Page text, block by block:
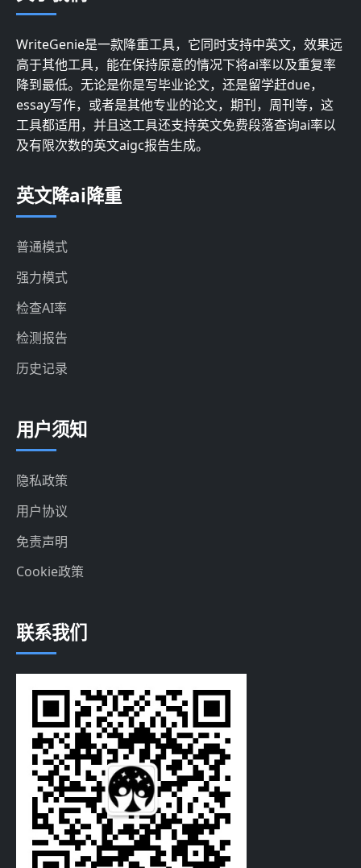
WriteGenie是一款降重工具，它同时支持中英文，效果远
高于其他工具，能在保持原意的情况下将ai率以及重复率
降到最低。无论是你是写毕业论文，还是留学赶due，
essay写作，或者是其他专业的论文，期刊，周刊等，这
工具都适用，并且这工具还支持英文免费段落查询ai率以
及有限次数的英文aigc报告生成。
英文降ai降重
普通模式
强力模式
检查AI率
检测报告
历史记录
用户须知
隐私政策
用户协议
免责声明
Cookie政策
联系我们